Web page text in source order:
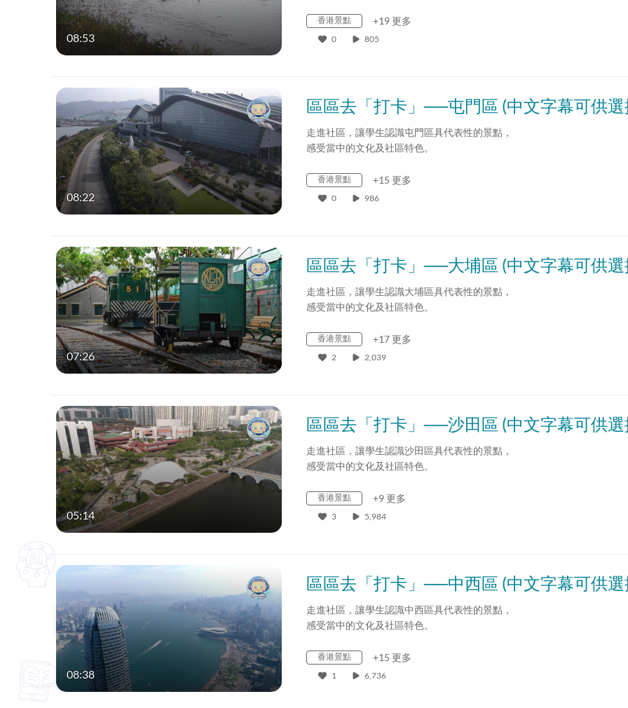
08:53
香港景點 +19 更多
0 805
08:22
區區去「打卡」──屯門區 (中文字幕可供選
走進社區，讓學生認識屯門區具代表性的景點，
感受當中的文化及社區特色。
香港景點 +15 更多
0 986
07:26
區區去「打卡」──大埔區 (中文字幕可供選
走進社區，讓學生認識大埔區具代表性的景點，
感受當中的文化及社區特色。
香港景點 +17 更多
2 2,039
05:14
區區去「打卡」──沙田區 (中文字幕可供選
走進社區，讓學生認識沙田區具代表性的景點，
感受當中的文化及社區特色。
香港景點 +9 更多
3 5,984
08:38
區區去「打卡」──中西區 (中文字幕可供選
走進社區，讓學生認識中西區具代表性的景點，
感受當中的文化及社區特色。
香港景點 +15 更多
1 6,736